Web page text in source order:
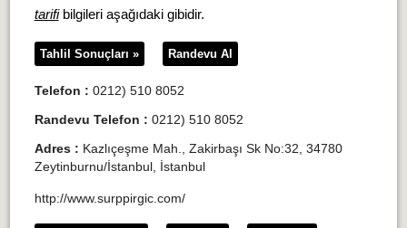
tarifibilgileri aşağıdaki gibidir.
Tahlil Sonuçları » Randevu Al
Telefon : 0212) 510 8052
Randevu Telefon : 0212) 510 8052
Adres : Kazlıçeşme Mah., Zakirbaşı Sk No:32, 34780
Zeytinburnu/İstanbul, İstanbul
http://www.surppirgic.com/